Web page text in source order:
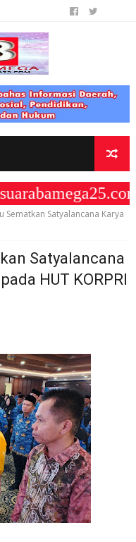
Sematkan Satyalancana Karya
Satyalancana
HUT KORPRI